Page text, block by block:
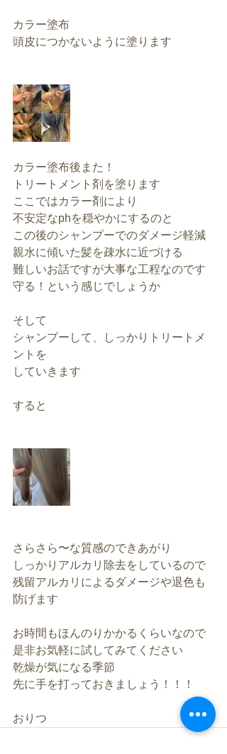
カラー塗布
頭皮につかないように塗ります
カラー塗布後また！
トリートメント剤を塗ります
ここではカラー剤により
不安定なphを穏やかにするのと
この後のシャンプーでのダメージ軽減
親水に傾いた髪を疎水に近づける
難しいお話ですが大事な工程なのです
守る！という感じでしょうか
そして
シャンプーして、しっかりトリートメ
ントを
していきます
すると
さらさら〜な質感のできあがり
しっかりアルカリ除去をしているので
残留アルカリによるダメージや退色も
防げます
お時間もほんのりかかるくらいなので
是非お気軽に試してみてください
乾燥が気になる季節
先に手を打っておきましょう！！！
おりつ